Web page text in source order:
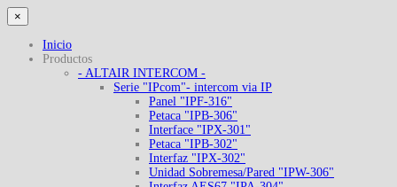
×
Inicio
Productos
- ALTAIR INTERCOM -
Serie "IPcom"- intercom via IP
Panel "IPF-316"
Petaca "IPB-306"
Interface "IPX-301"
Petaca "IPB-302"
Interfaz "IPX-302"
Unidad Sobremesa/Pared "IPW-306"